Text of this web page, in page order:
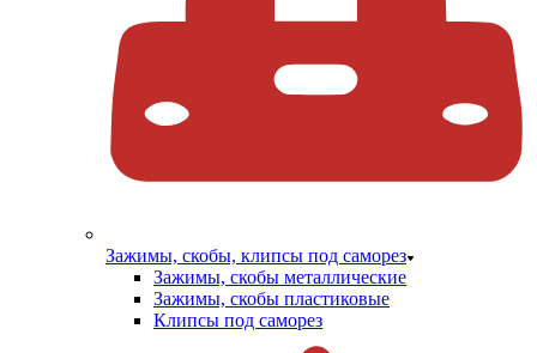
Зажимы, скобы, клипсы под саморез
Зажимы, скобы металлические
Зажимы, скобы пластиковые
Клипсы под саморез